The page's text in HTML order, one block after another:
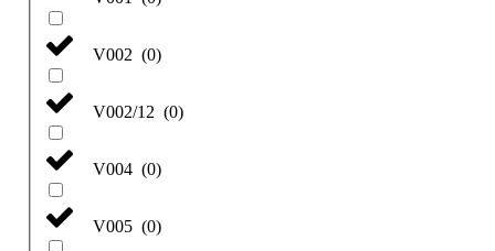
V002 (0)
V002/12 (0)
V004 (0)
V005 (0)